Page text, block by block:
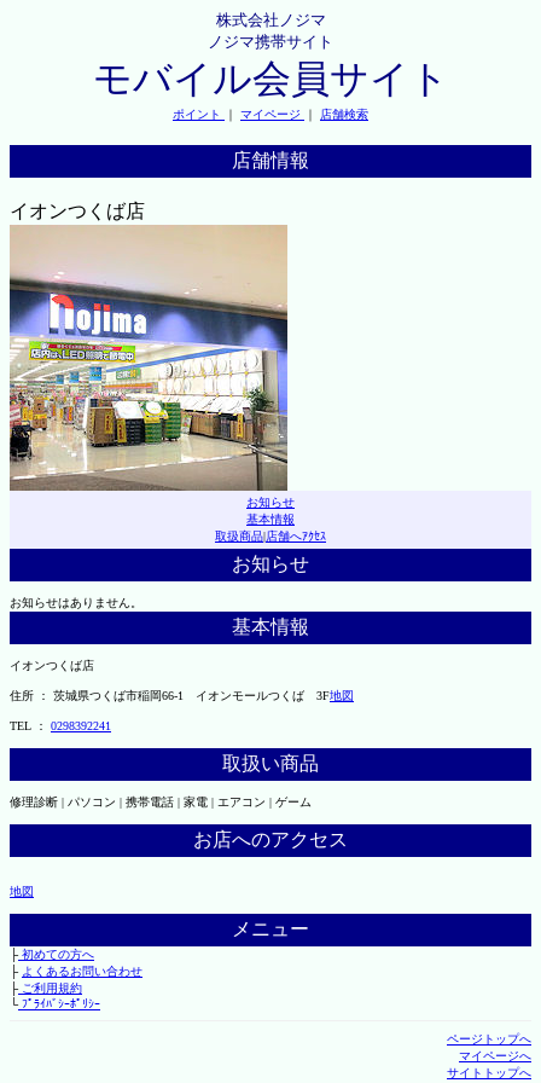
株式会社ノジマ
ノジマ携帯サイト
モバイル会員サイト
ポイント ｜ マイページ ｜ 店舗検索
店舗情報
イオンつくば店
お知らせ
基本情報
取扱商品|店舗へｱｸｾｽ
お知らせ
お知らせはありません。
基本情報
イオンつくば店
住所 ： 茨城県つくば市稲岡66-1 イオンモールつくば 3F地図
TEL ： 0298392241
取扱い商品
修理診断 | パソコン | 携帯電話 | 家電 | エアコン | ゲーム
お店へのアクセス
地図
メニュー
├初めての方へ
├ よくあるお問い合わせ
├ご利用規約
└ﾌﾟﾗｲﾊﾞｼｰﾎﾟﾘｼｰ
ページトップへ
マイページへ
サイトトップへ